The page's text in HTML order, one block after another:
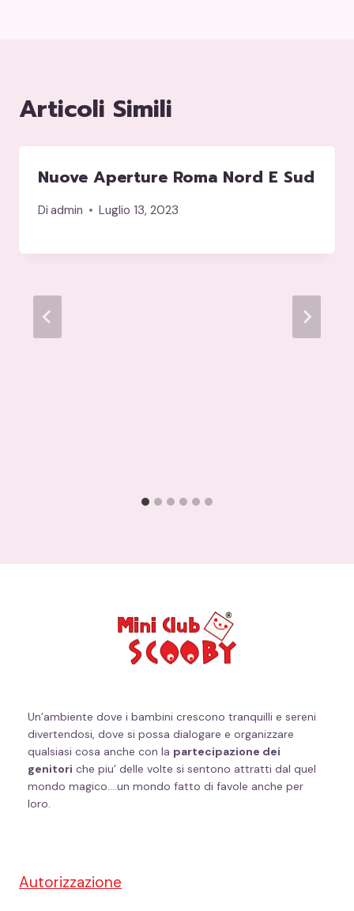
Articoli Simili
Nuove Aperture Roma Nord E Sud
Di admin Luglio 13, 2023
Un’ambiente dove i bambini crescono tranquilli e sereni
divertendosi, dove si possa dialogare e organizzare
qualsiasi cosa anche con la partecipazione dei
genitori che piu’ delle volte si sentono attratti dal quel
mondo magico….un mondo fatto di favole anche per
loro.
Autorizzazione